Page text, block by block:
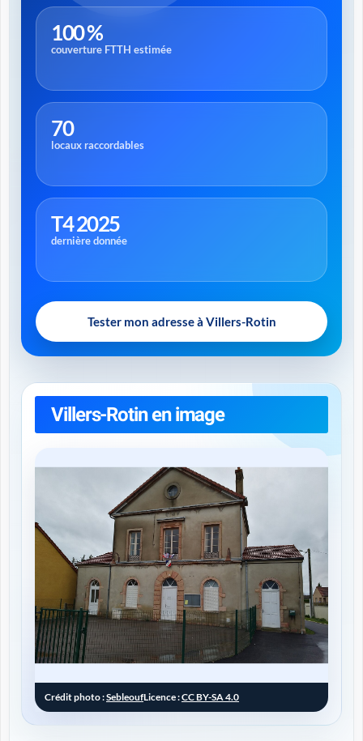
100 %
couverture FTTH estimée
70
locaux raccordables
T4 2025
dernière donnée
Tester mon adresse à Villers-Rotin
Villers-Rotin en image
Crédit photo :SebleoufLicence :CC BY-SA 4.0